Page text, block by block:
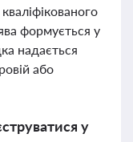
формується у
надається
або
у